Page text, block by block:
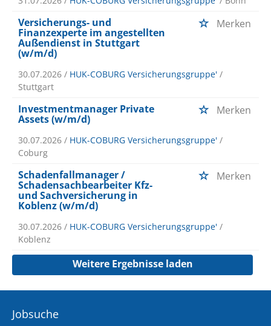
Versicherungs- und
Finanzexperte im angestellten
Außendienst in Stuttgart
(w/m/d)
Merken
30.07.2026 / HUK-COBURG Versicherungsgruppe' /
Stuttgart
Investmentmanager Private
Assets (w/m/d)
Merken
30.07.2026 / HUK-COBURG Versicherungsgruppe' /
Coburg
Schadenfallmanager /
Schadensachbearbeiter Kfz-
und Sachversicherung in
Koblenz (w/m/d)
Merken
30.07.2026 / HUK-COBURG Versicherungsgruppe' /
Koblenz
Weitere Ergebnisse laden
Jobsuche